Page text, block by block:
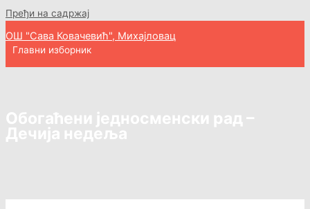
Пређи на садржај
ОШ "Сава Ковачевић", Михајловац
Главни изборник
Обогаћени једносменски рад –
Дечија недеља